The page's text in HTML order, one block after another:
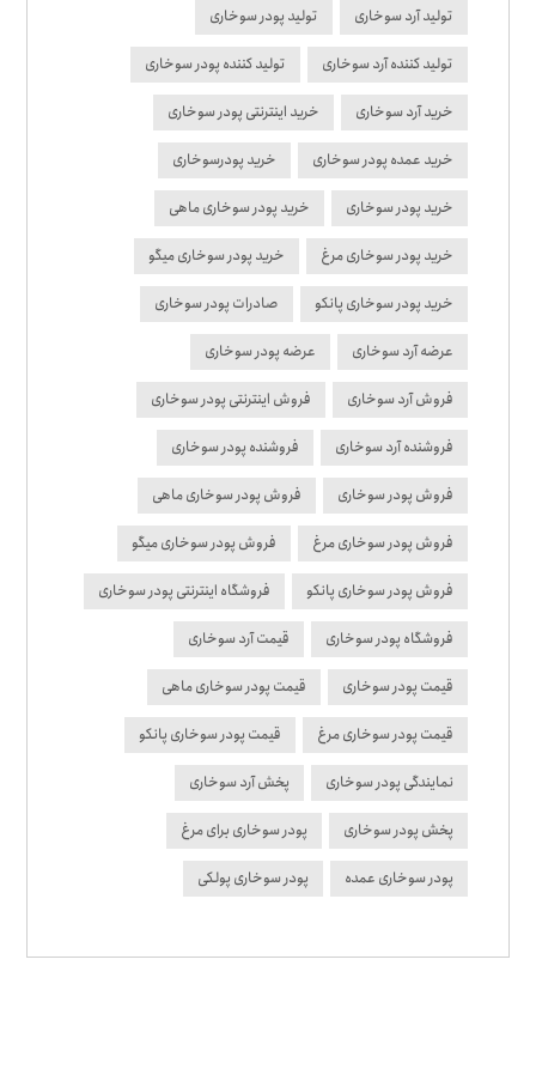
تولید آرد سوخاری تولید پودر سوخاری
تولید کننده آرد سوخاری تولید کننده پودر سوخاری
خرید آرد سوخاری خرید اینترنتی پودر سوخاری
خرید عمده پودر سوخاری خرید پودرسوخاری
خرید پودر سوخاری خرید پودر سوخاری ماهی
خرید پودر سوخاری مرغ خرید پودر سوخاری میگو
خرید پودر سوخاری پانکو صادرات پودر سوخاری
عرضه آرد سوخاری عرضه پودر سوخاری
فروش آرد سوخاری فروش اینترنتی پودر سوخاری
فروشنده آرد سوخاری فروشنده پودر سوخاری
فروش پودر سوخاری فروش پودر سوخاری ماهی
فروش پودر سوخاری مرغ فروش پودر سوخاری میگو
فروش پودر سوخاری پانکو فروشگاه اینترنتی پودر سوخاری
فروشگاه پودر سوخاری قیمت آرد سوخاری
قیمت پودر سوخاری قیمت پودر سوخاری ماهی
قیمت پودر سوخاری مرغ قیمت پودر سوخاری پانکو
نمایندگی پودر سوخاری پخش آرد سوخاری
پخش پودر سوخاری پودر سوخاری برای مرغ
پودر سوخاری عمده پودر سوخاری پولکی